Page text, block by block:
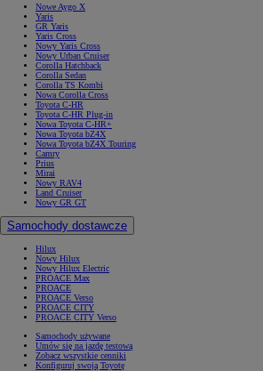
Nowe Aygo X
Yaris
GR Yaris
Yaris Cross
Nowy Yaris Cross
Nowy Urban Cruiser
Corolla Hatchback
Corolla Sedan
Corolla TS Kombi
Nowa Corolla Cross
Toyota C-HR
Toyota C-HR Plug-in
Nowa Toyota C-HR+
Nowa Toyota bZ4X
Nowa Toyota bZ4X Touring
Camry
Prius
Mirai
Nowy RAV4
Land Cruiser
Nowy GR GT
Samochody dostawcze
Hilux
Nowy Hilux
Nowy Hilux Electric
PROACE Max
PROACE
PROACE Verso
PROACE CITY
PROACE CITY Verso
Samochody używane
Umów się na jazdę testową
Zobacz wszystkie cenniki
Konfiguruj swoją Toyotę